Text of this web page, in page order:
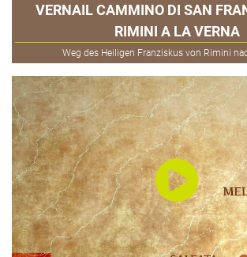
VERNAIL CAMMINO DI SAN
RIMINI A LA VERNA
Weg des Heiligen Franziskus von Rimini